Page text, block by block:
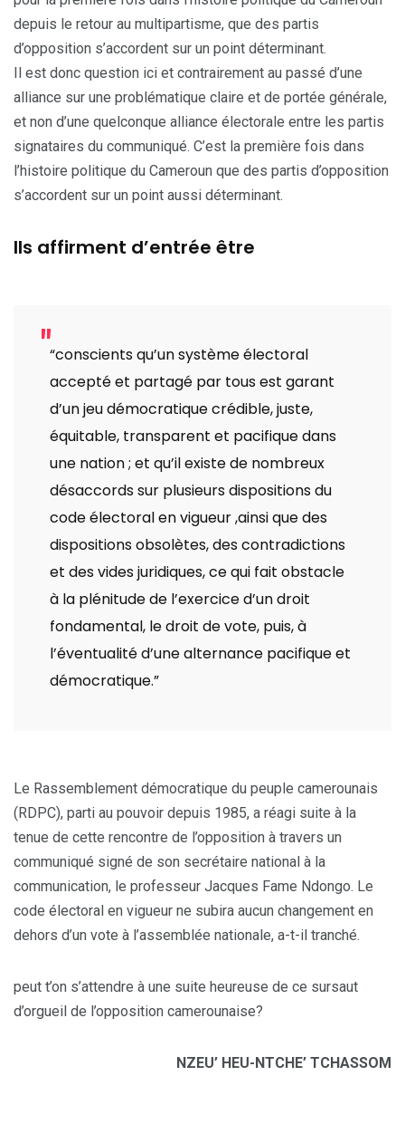
depuis le retour au multipartisme, que des partis
d’opposition s’accordent sur un point déterminant.
Il est donc question ici et contrairement au passé d’une
alliance sur une problématique claire et de portée générale,
et non d’une quelconque alliance électorale entre les partis
signataires du communiqué. C’est la première fois dans
l’histoire politique du Cameroun que des partis d’opposition
s’accordent sur un point aussi déterminant.
Ils affirment d’entrée être
“conscients qu’un système électoral
accepté et partagé par tous est garant
d’un jeu démocratique crédible, juste,
équitable, transparent et pacifique dans
une nation ; et qu’il existe de nombreux
désaccords sur plusieurs dispositions du
code électoral en vigueur ,ainsi que des
dispositions obsolètes, des contradictions
et des vides juridiques, ce qui fait obstacle
à la plénitude de l’exercice d’un droit
fondamental, le droit de vote, puis, à
l’éventualité d’une alternance pacifique et
démocratique.”
Le Rassemblement démocratique du peuple camerounais
(RDPC), parti au pouvoir depuis 1985, a réagi suite à la
tenue de cette rencontre de l’opposition à travers un
communiqué signé de son secrétaire national à la
communication, le professeur Jacques Fame Ndongo. Le
code électoral en vigueur ne subira aucun changement en
dehors d’un vote à l’assemblée nationale, a-t-il tranché.
peut t’on s’attendre à une suite heureuse de ce sursaut
d’orgueil de l’opposition camerounaise?
NZEU’ HEU-NTCHE’ TCHASSOM